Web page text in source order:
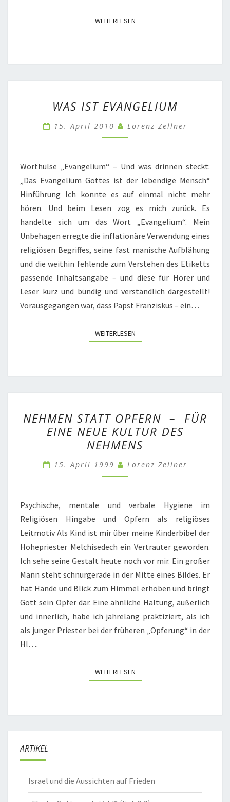
WEITERLESENWEITERLESEN
IST
EVANGELIUM
WAS IST EVANGELIUM
15. April 2010 Lorenz Zellner
Worthülse „Evangelium“ – Und was drinnen steckt:
„Das Evangelium Gottes ist der lebendige Mensch“
Hinführung Ich konnte es auf einmal nicht mehr
hören. Und beim Lesen zog es mich zurück. Es
handelte sich um das Wort „Evangelium“. Mein
Unbehagen erregte die inflationäre Verwendung eines
religiösen Begriffes, seine fast manische Aufblähung
und die weithin fehlende zum Verstehen des Etiketts
passende Inhaltsangabe – und diese für Hörer und
Leser kurz und bündig und verständlich dargestellt!
Vorausgegangen war, dass Papst Franziskus – ein…
WEITERLESENWEITERLESEN
STATT
OPFERN
–
FÜR
EINE
KULTUR
DES
NEHMENS
NEHMEN STATT OPFERN – FÜR
EINE NEUE KULTUR DES
NEHMENS
15. April 1999 Lorenz Zellner
Psychische, mentale und verbale Hygiene im
Religiösen Hingabe und Opfern als religiöses
Leitmotiv Als Kind ist mir über meine Kinderbibel der
Hohepriester Melchisedech ein Vertrauter geworden.
Ich sehe seine Gestalt heute noch vor mir. Ein großer
Mann steht schnurgerade in der Mitte eines Bildes. Er
hat Hände und Blick zum Himmel erhoben und bringt
Gott sein Opfer dar. Eine ähnliche Haltung, äußerlich
und innerlich, habe ich jahrelang praktiziert, als ich
als junger Priester bei der früheren „Opferung“ in der
Hl….
WEITERLESENWEITERLESEN
ARTIKEL
Israel und die Aussichten auf Frieden